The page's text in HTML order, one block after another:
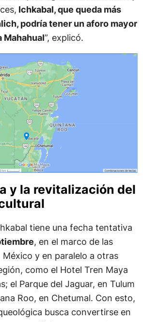
Ichkabal, que queda más
podría tener un aforo mayor
Mahahual”, explicó.
y la revitalización del
tiene una fecha tentativa
, en el marco de las
y en paralelo a otras
como el Hotel Tren Maya
el Parque del Jaguar, en Tulum
Roo, en Chetumal. Con esto,
busca convertirse en